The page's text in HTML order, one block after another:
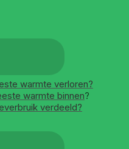
warmte verloren?
warmte binnen?
verdeeld?